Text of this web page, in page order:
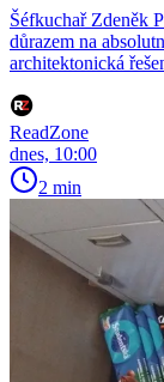
Šéfkuchař Zdeněk
důrazem na
architektonická
ReadZone
dnes, 10:00
2 min